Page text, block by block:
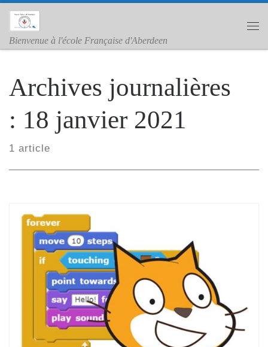
Skip to content
Bienvenue à l'école Française d'Aberdeen
Archives journalières
: 18 janvier 2021
1 article